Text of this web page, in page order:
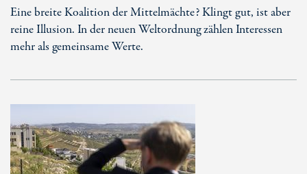
Eine breite Koalition der Mittelmächte? Klingt gut, ist aber
reine Illusion. In der neuen Weltordnung zählen Interessen
mehr als gemeinsame Werte.